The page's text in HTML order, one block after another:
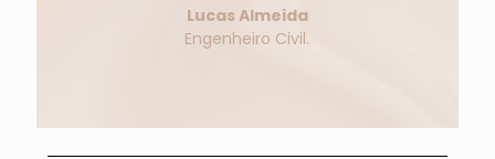
Lucas Almeida
Engenheiro Civil.